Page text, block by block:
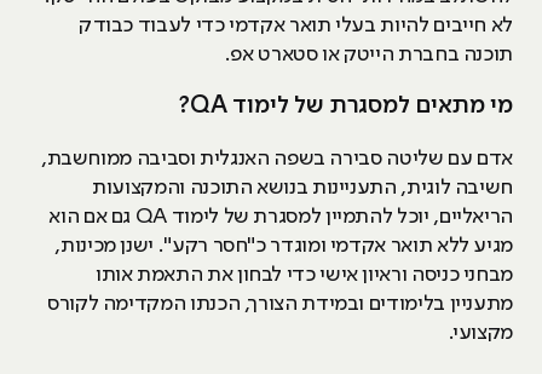
לא חייבים להיות בעלי תואר אקדמי כדי לעבוד כבודק
תוכנה בחברת הייטק או סטארט אפ.
מי מתאים למסגרת של לימוד QA?
אדם עם שליטה סבירה בשפה האנגלית וסביבה ממוחשבת,
חשיבה לוגית, התעניינות בנושא התוכנה והמקצועות
הריאליים, יוכל להתמיין למסגרת של לימוד QA גם אם הוא
מגיע ללא תואר אקדמי ומוגדר כ"חסר רקע". ישנן מכינות,
מבחני כניסה וראיון אישי כדי לבחון את התאמת אותו
מתעניין בלימודים ובמידת הצורך, הכנתו המקדימה לקורס
מקצועי.